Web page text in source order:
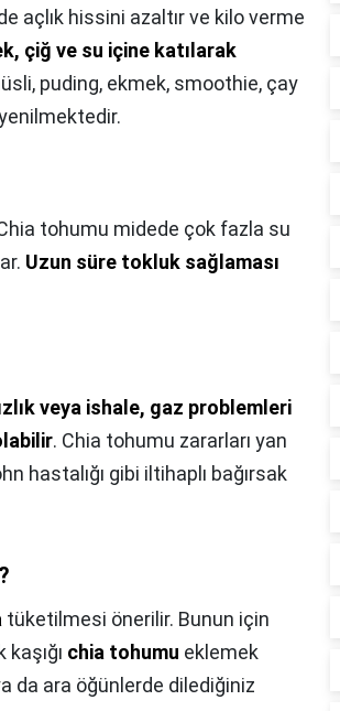
açlık hissini azaltır ve kilo verme
çiğ ve su içine katılarak
puding, ekmek, smoothie, çay
tohumu midede çok fazla su
Uzun süre tokluk sağlaması
veya ishale, gaz problemleri
. Chia tohumu zararları yan
hastalığı gibi iltihaplı bağırsak
tüketilmesi önerilir. Bunun için
chia tohumu eklemek
da ara öğünlerde dilediğiniz